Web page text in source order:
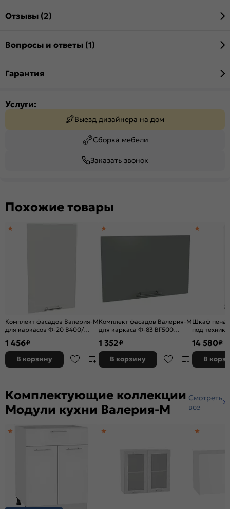
Отзывы (2)
Вопросы и ответы (1)
Гарантия
Услуги:
Выезд дизайнера на дом
Сборка мебели
Заказать звонок
Похожие товары
Комплект фасадов Валерия-М
для каркасов Ф-20 В400/
Айленд силк
1 456₽
В корзину
Комплект фасадов Валерия-М
для каркаса Ф-83 ВГ500
1 352₽
В корзину
Шкаф
под
14 580₽
В
Комплектующие коллекции
Модули кухни Валерия-М
Смотреть
все